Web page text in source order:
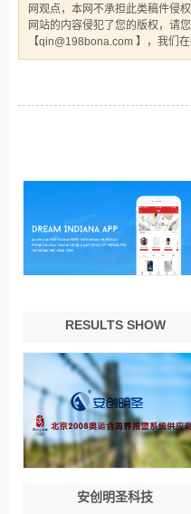
网观点，本网不承担此类稿件侵
网站的内容侵犯了您的版权，请
【qin@198bona.com 】，我们
RESULTS SHOW
安创明圣科技